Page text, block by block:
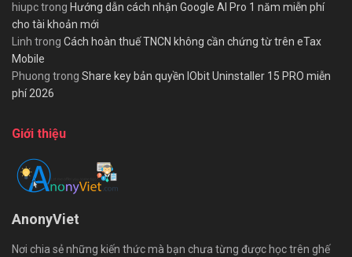
hiupctrong Hướng dẫn cách nhận Google AI Pro 1 năm miễn phí
cho tài khoản mới
Linh trong Cách hoàn thuế TNCN không cần chứng từ trên eTax
Mobile
Phuong trong Share key bản quyền IObit Uninstaller 15 PRO miễn
phí 2026
Giới thiệu
AnonyViet
Nơi chia sẻ những kiến thức mà bạn chưa từng được học trên ghế